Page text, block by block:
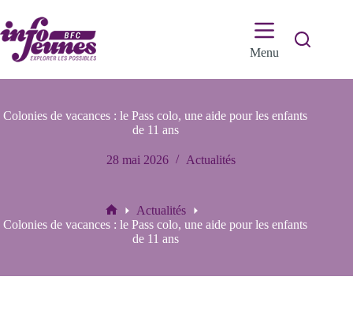
au
contenu
Menu
Colonies de vacances : le Pass colo, une aide pour les enfants
de 11 ans
28 mai 2026 Actualités
Accueil
Actualités
Colonies de vacances : le Pass colo, une aide pour les enfants
de 11 ans